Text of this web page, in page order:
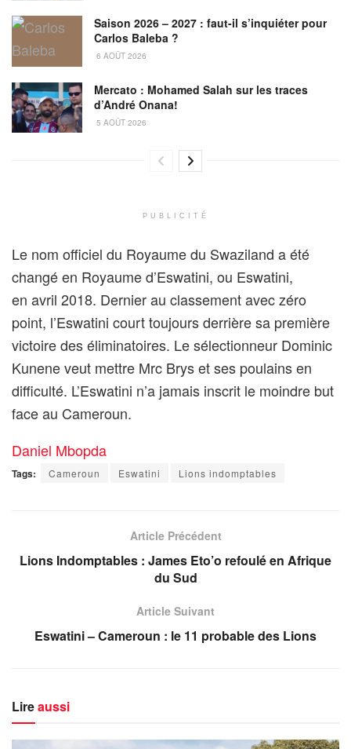
Saison 2026 – 2027 : faut-il s’inquiéter pour
Carlos Baleba ?
6 AOÛT 2026
Mercato : Mohamed Salah sur les traces
d’André Onana!
5 AOÛT 2026
PUBLICITÉ
Le nom officiel du Royaume du Swaziland a été
changé en Royaume d’Eswatini, ou Eswatini,
en avril 2018. Dernier au classement avec zéro
point, l’Eswatini court toujours derrière sa première
victoire des éliminatoires. Le sélectionneur Dominic
Kunene veut mettre Mrc Brys et ses poulains en
difficulté. L’Eswatini n’a jamais inscrit le moindre but
face au Cameroun.
Daniel Mbopda
Tags: Cameroun Eswatini Lions indomptables
Article Précédent
Lions Indomptables : James Eto’o refoulé en Afrique
du Sud
Article Suivant
Eswatini – Cameroun : le 11 probable des Lions
Lireaussi